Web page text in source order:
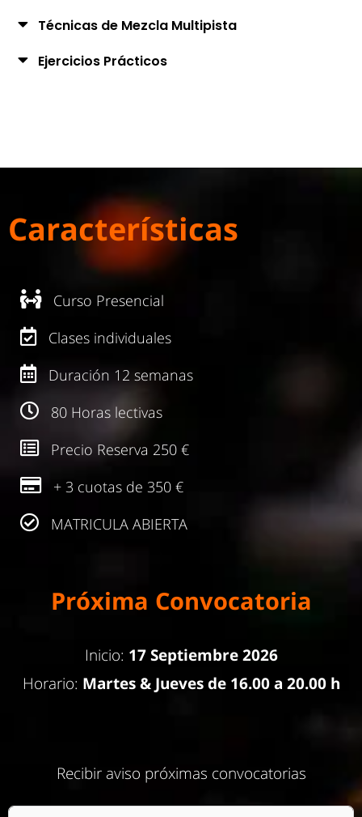
Técnicas de Mezcla Multipista
Ejercicios Prácticos
Características
Curso Presencial
Clases individuales
Duración 12 semanas
80 Horas lectivas
Precio Reserva 250 €
+ 3 cuotas de 350 €
MATRICULA ABIERTA
Próxima Convocatoria
Inicio: 17 Septiembre 2026
Horario: Martes & Jueves de 16.00 a 20.00 h
Recibir aviso próximas convocatorias